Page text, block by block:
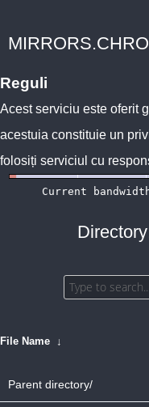
Reguli
Acest serviciu este oferit
acestuia constituie un
folosiți serviciul cu
File Name ↓
Parent directory/